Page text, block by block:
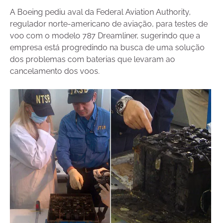
A Boeing pediu aval da Federal Aviation Authority,
regulador norte-americano de aviação, para testes de
voo com o modelo 787 Dreamliner, sugerindo que a
empresa está progredindo na busca de uma solução
dos problemas com baterias que levaram ao
cancelamento dos voos.